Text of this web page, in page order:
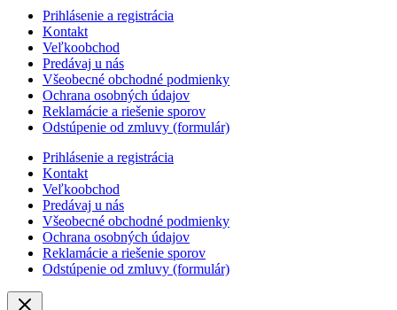
Prihlásenie a registrácia
Kontakt
Veľkoobchod
Predávaj u nás
Všeobecné obchodné podmienky
Ochrana osobných údajov
Reklamácie a riešenie sporov
Odstúpenie od zmluvy (formulár)
Prihlásenie a registrácia
Kontakt
Veľkoobchod
Predávaj u nás
Všeobecné obchodné podmienky
Ochrana osobných údajov
Reklamácie a riešenie sporov
Odstúpenie od zmluvy (formulár)